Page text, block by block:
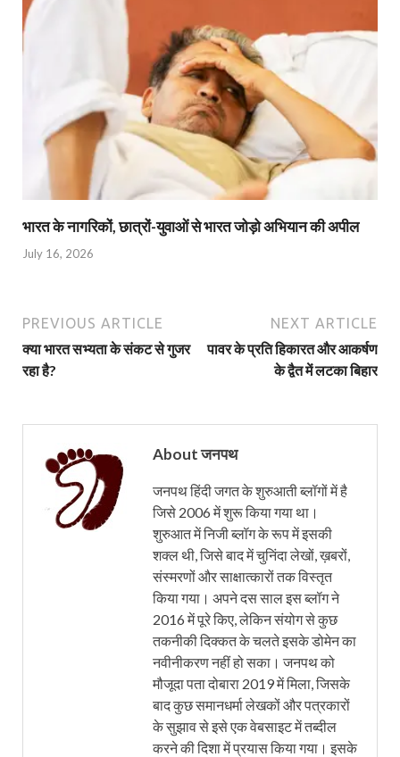
भारत के नागरिकों, छात्रों-युवाओं से भारत जोड़ो अभियान की अपील
July 16, 2026
PREVIOUS ARTICLE
क्या भारत सभ्यता के संकट से गुजर
रहा है?
NEXT ARTICLE
पावर के प्रति हिकारत और आकर्षण
के द्वैत में लटका बिहार
About जनपथ
जनपथ हिंदी जगत के शुरुआती ब्लॉगों में है
जिसे 2006 में शुरू किया गया था।
शुरुआत में निजी ब्लॉग के रूप में इसकी
शक्ल थी, जिसे बाद में चुनिंदा लेखों, ख़बरों,
संस्मरणों और साक्षात्कारों तक विस्तृत
किया गया। अपने दस साल इस ब्लॉग ने
2016 में पूरे किए, लेकिन संयोग से कुछ
तकनीकी दिक्कत के चलते इसके डोमेन का
नवीनीकरण नहीं हो सका। जनपथ को
मौजूदा पता दोबारा 2019 में मिला, जिसके
बाद कुछ समानधर्मा लेखकों और पत्रकारों
के सुझाव से इसे एक वेबसाइट में तब्दील
करने की दिशा में प्रयास किया गया। इसके